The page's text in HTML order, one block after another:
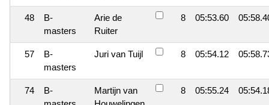
48
B-
masters
Arie de
Ruiter
8 05:53.60
57
B-
masters
Juri van Tuijl 8 05:54.12
74
B-
Martijn van
8 05:55.24